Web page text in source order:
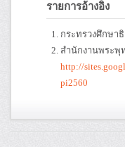
รายการอ้างอิง
กระทรวงศึกษา
สำนักงานพระพุ
http://
pi2560